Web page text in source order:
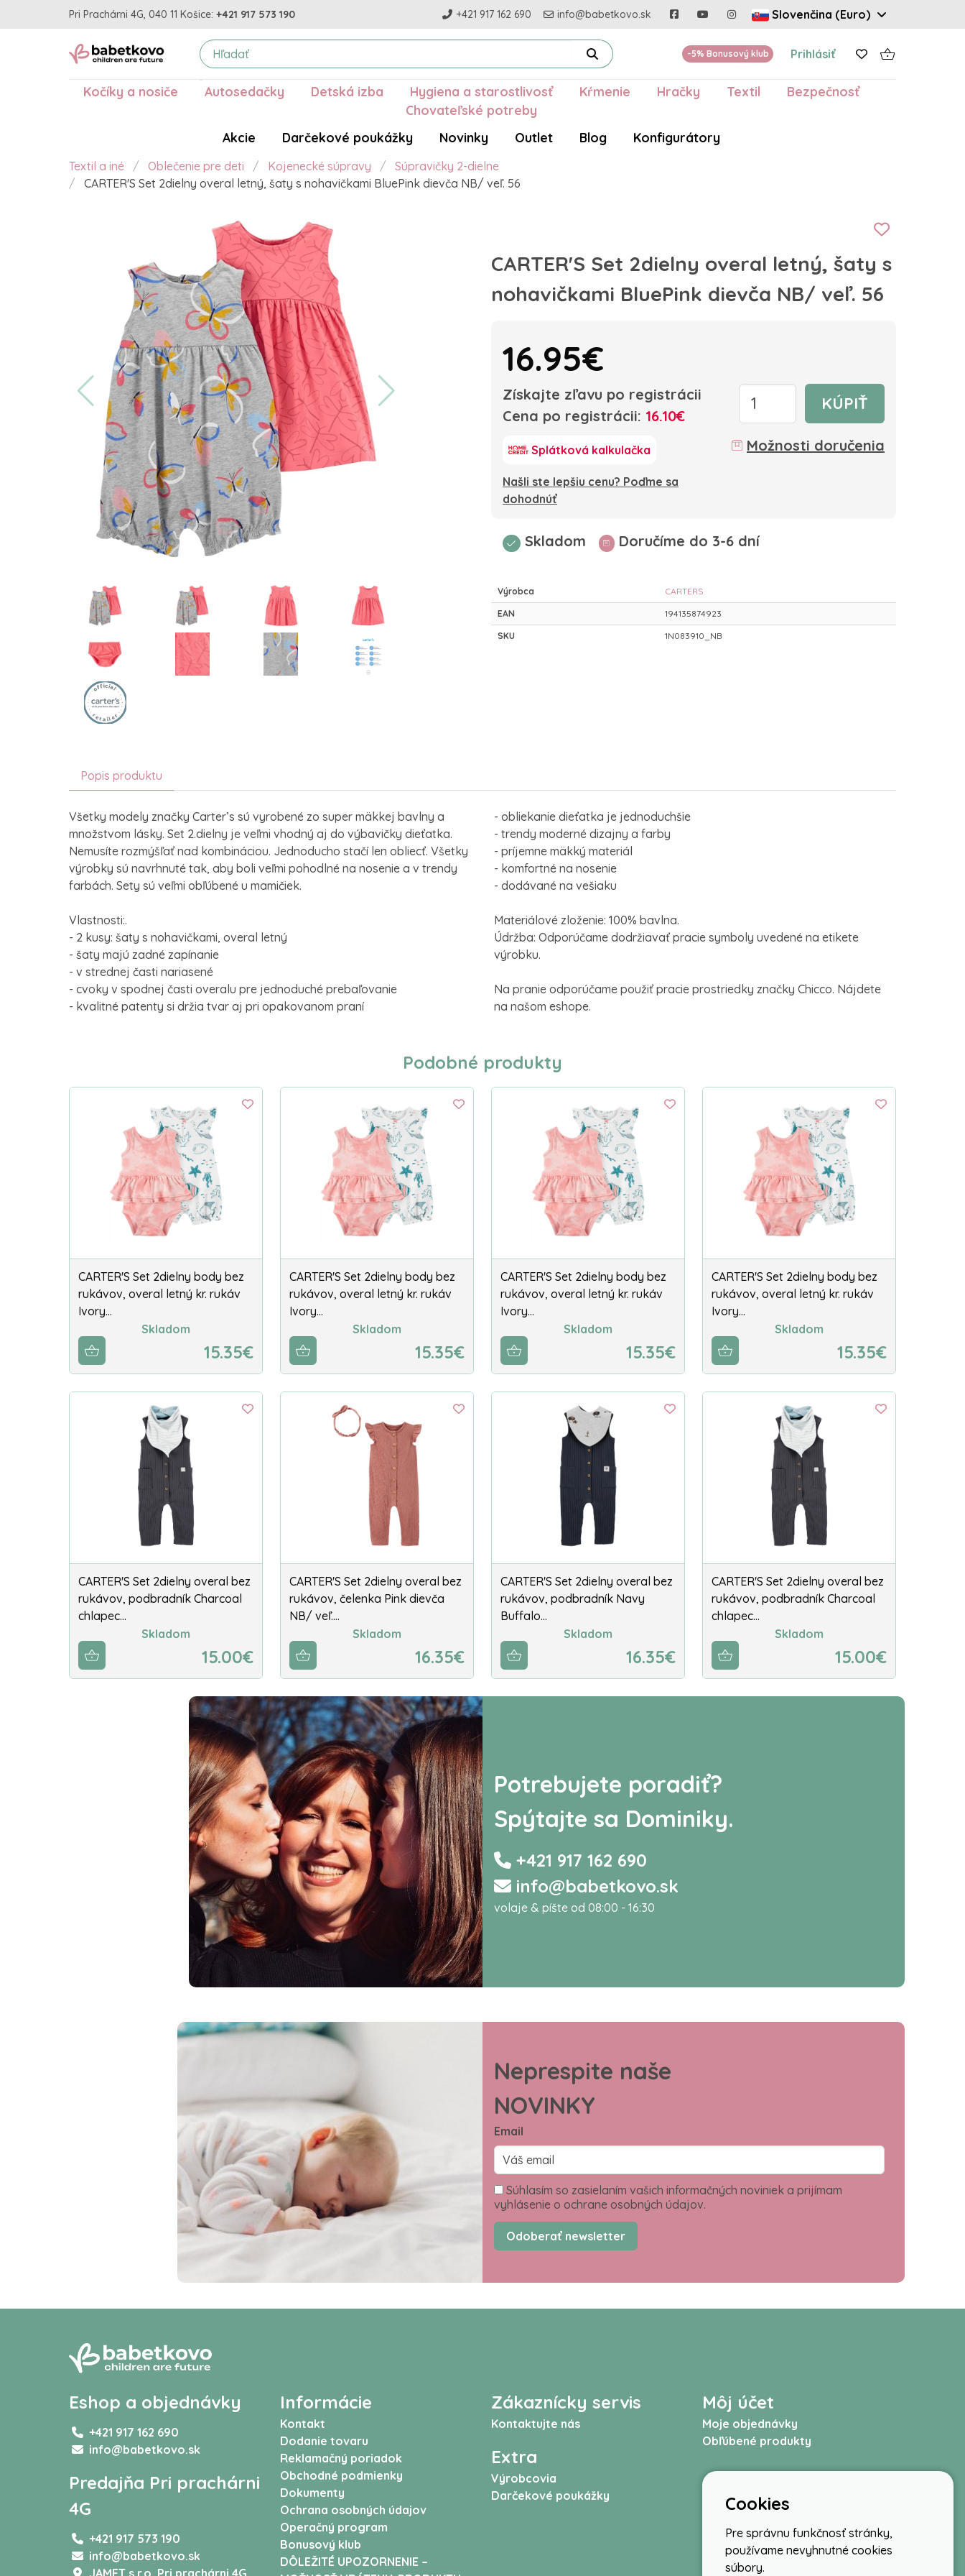
Pri Prachárni 4G, 040 11 Košice: +421 917 573 190 +421 917 162 690 info@babetkovo.sk Slovenčina (Euro)
-5% Bonusový klub Prihlásiť
Kočíky a nosiče Autosedačky Detská izba Hygiena a starostlivosť Kŕmenie Hračky Textil
Bezpečnosť
Chovateľské potreby
Akcie
Darčekové poukážky Novinky Outlet Blog Konfigurátory
Textil a iné Oblečenie pre deti Kojenecké súpravy
Súpravičky 2-dielne
CARTER'S Set 2dielny overal letný, šaty s nohavičkami BluePink dievča NB/ veľ. 56
CARTER'S Set 2dielny overal letný, šaty s
nohavičkami BluePink dievča NB/ veľ. 56
16.95€
Získajte zľavu po registrácii
Cena po registrácii: 16.10€
Splátková kalkulačka
Našli ste lepšiu cenu? Poďme sa
dohodnúť
KÚPIŤ
Možnosti doručenia
Skladom Doručíme do 3-6 dní
Výrobca CARTERS
EAN 194135874923
SKU 1N083910_NB
Popis produktu
Všetky modely značky Carter’s sú vyrobené zo super mäkkej bavlny a
množstvom lásky. Set 2.dielny je veľmi vhodný aj do výbavičky dieťatka.
Nemusíte rozmýšľať nad kombináciou. Jednoducho stačí len obliecť. Všetky
výrobky sú navrhnuté tak, aby boli veľmi pohodlné na nosenie a v trendy
farbách. Sety sú veľmi obľúbené u mamičiek.
Vlastnosti:.
- 2 kusy: šaty s nohavičkami, overal letný
- šaty majú zadné zapínanie
- v strednej časti nariasené
- cvoky v spodnej časti overalu pre jednoduché prebaľovanie
- kvalitné patenty si držia tvar aj pri opakovanom praní
- obliekanie dieťatka je jednoduchšie
- trendy moderné dizajny a farby
- príjemne mäkký materiál
- komfortné na nosenie
- dodávané na vešiaku
Materiálové zloženie: 100% bavlna.
Údržba: Odporúčame dodržiavať pracie symboly uvedené na etikete
výrobku.
Na pranie odporúčame použiť pracie prostriedky značky Chicco. Nájdete
na našom eshope.
Podobné produkty
CARTER'S Set 2dielny body bez
rukávov, overal letný kr. rukáv
Ivory…
Skladom
15.35€
CARTER'S Set 2dielny body bez
rukávov, overal letný kr. rukáv
Ivory…
Skladom
15.35€
CARTER'S Set 2dielny body bez
rukávov, overal letný kr. rukáv
Ivory…
Skladom
15.35€
CARTER'S Set 2dielny body bez
rukávov, overal letný kr. rukáv
Ivory…
Skladom
15.35€
CARTER'S Set 2dielny overal bez
rukávov, podbradník Charcoal
chlapec…
Skladom
15.00€
CARTER'S Set 2dielny overal bez
rukávov, čelenka Pink dievča
NB/ veľ.…
Skladom
16.35€
CARTER'S Set 2dielny overal bez
rukávov, podbradník Navy
Buffalo…
Skladom
16.35€
CARTER'S Set 2dielny overal bez
rukávov, podbradník Charcoal
chlapec…
Skladom
15.00€
Potrebujete poradiť?
Spýtajte sa Dominiky.
+421 917 162 690
info@babetkovo.sk
volaje & píšte od 08:00 - 16:30
Neprespite naše
NOVINKY
Email
Súhlasím so zasielaním vašich informačných noviniek a prijímam
vyhlásenie o ochrane osobných údajov.
Odoberať newsletter
Eshop a objednávky
+421 917 162 690
info@babetkovo.sk
Predajňa Pri prachárni
4G
+421 917 573 190
info@babetkovo.sk
JAMET s.r.o, Pri prachárni 4G,
Informácie
Kontakt
Dodanie tovaru
Reklamačný poriadok
Obchodné podmienky
Dokumenty
Ochrana osobných údajov
Operačný program
Bonusový klub
DÔLEŽITÉ UPOZORNENIE –
Zákaznícky servis
Kontaktujte nás
Extra
Výrobcovia
Darčekové poukážky
Môj účet
Moje objednávky
Obľúbené produkty
Cookies
Pre správnu funkčnosť stránky,
používame nevyhnutné cookies
súbory.